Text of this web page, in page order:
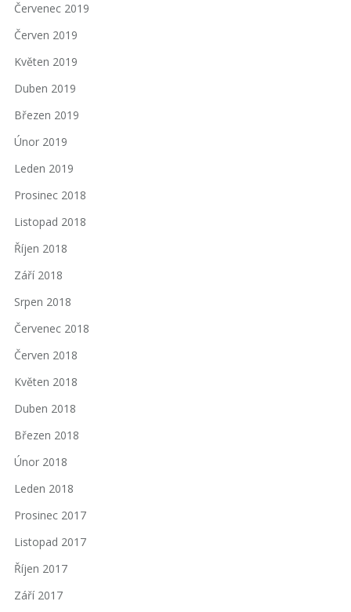
Červenec 2019
Červen 2019
Květen 2019
Duben 2019
Březen 2019
Únor 2019
Leden 2019
Prosinec 2018
Listopad 2018
Říjen 2018
Září 2018
Srpen 2018
Červenec 2018
Červen 2018
Květen 2018
Duben 2018
Březen 2018
Únor 2018
Leden 2018
Prosinec 2017
Listopad 2017
Říjen 2017
Září 2017